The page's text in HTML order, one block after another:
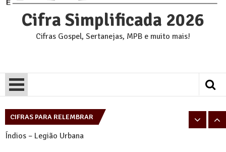
Cifra Simplificada 2026
Cifras Gospel, Sertanejas, MPB e muito mais!
CIFRAS PARA RELEMBRAR
Pais e Filhos – Legião Urbana
Índios – Legião Urbana